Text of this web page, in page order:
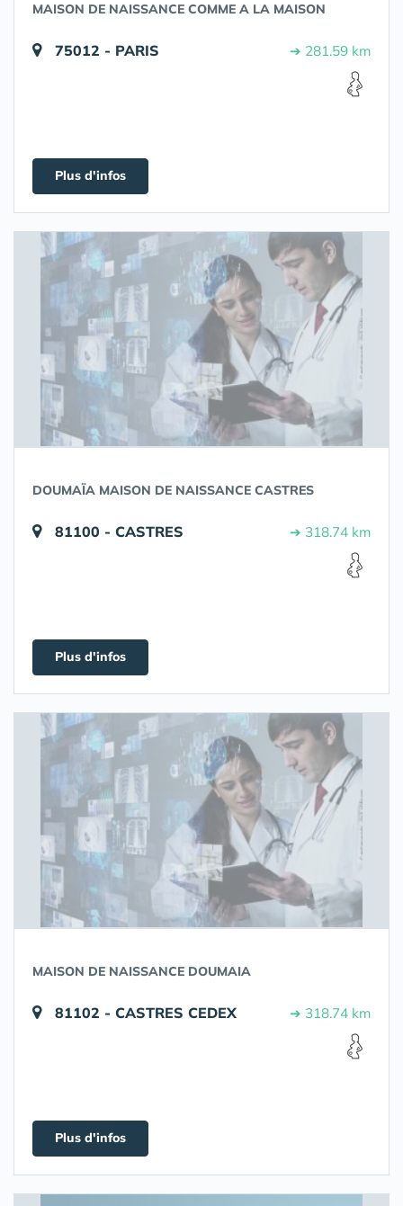
MAISON DE NAISSANCE COMME A LA MAISON
75012 - PARIS ➔ 281.59 km
Plus d'infos
DOUMAÏA MAISON DE NAISSANCE CASTRES
81100 - CASTRES ➔ 318.74 km
Plus d'infos
MAISON DE NAISSANCE DOUMAIA
81102 - CASTRES CEDEX ➔ 318.74 km
Plus d'infos